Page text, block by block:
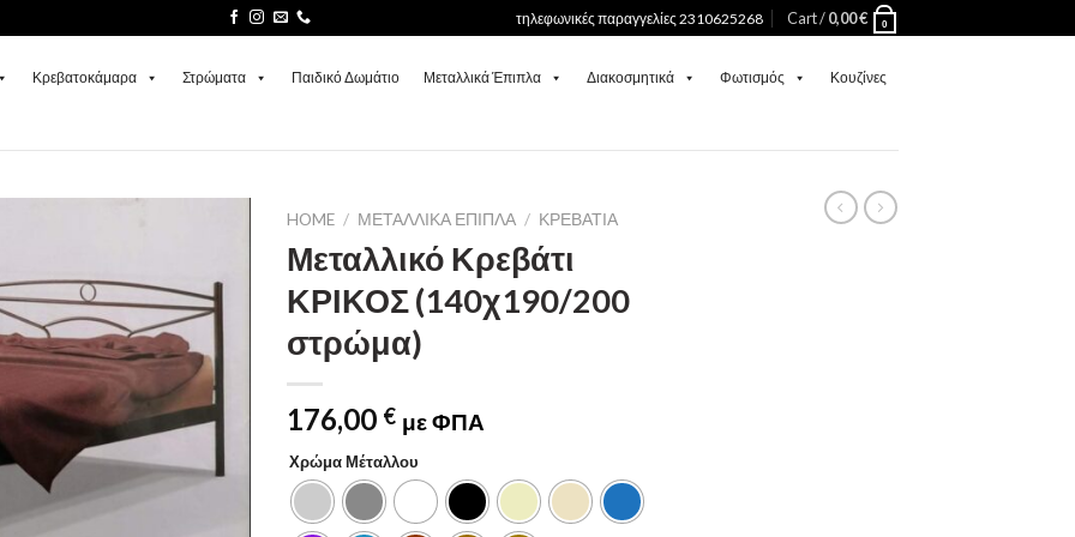
τηλεφωνικές παραγγελίες 2310625268 Cart /0,00€ 0
Κρεβατοκάμαρα Στρώματα Παιδικό Δωμάτιο Μεταλλικά Έπιπλα Διακοσμητικά Φωτισμός Κουζίνες
HOME / ΜΕΤΑΛΛΙΚΆ ΈΠΙΠΛΑ / ΚΡΕΒΆΤΙΑ
Μεταλλικό Κρεβάτι
ΚΡΙΚΟΣ (140χ190/200
στρώμα)
176,00 € με ΦΠΑ
Χρώμα Μέταλλου